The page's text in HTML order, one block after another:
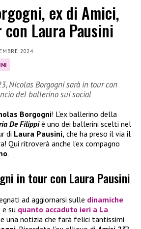
ex di Amici,
Laura Pausini
2024
Nicolas Borgogni sarà in tour con
del ballerino sui social
Borgogni! L’ex ballerino della
De Filippiè uno dei ballerini scelti nel
di Laura Pausini, che ha preso il via il
Qui ritroverà anche l’ex compagno
.
in tour con Laura Pausini
ad aggiornarsi sulle dinamiche
e su quanto accaduto ieri a La
una notizia che farà felici tantissimi